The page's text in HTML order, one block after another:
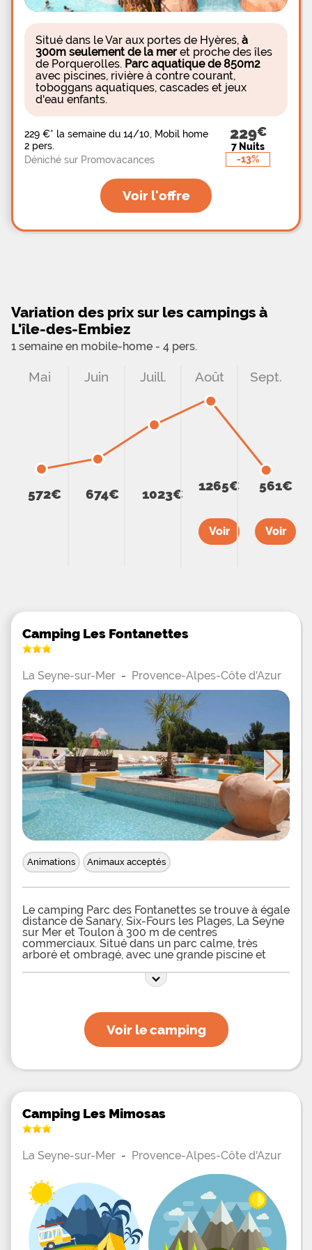
verdoyants, offrant une superficie de 80 à 120m2.
Pour passer un séjour confortable en famille ou en
couple, rien de tel que de louer un mobil-home
tout équipé, fonctionnel et pouvant accueillir
jusqu’à 6 personnes. Les locataires y trouveront
une cuisine, une salle de bain, des toilettes et une
terrasse. Non loin du camping, les vacanciers
pourront faire de belles balades dans les
calanques de Cassis, sur l’île des Embiez, à
Porquerolles ou encore sur la rade de Toulon.
Situé dans le Var aux portes de Hyères, à
300m seulement de la meret proche des îles
de Porquerolles. Parc aquatique de 850m2
avec piscines, rivière à contre courant,
toboggans aquatiques, cascades et jeux
d'eau enfants.
229 €* la semaine du 14/10, Mobil home
2 pers.
Déniché sur Promovacances
229
7 Nuits
-13%
Voir l'offre
Variation des prix sur les campings à
L'île-des-Embiez
1 semaine en mobile-home - 4 pers.
Mai
572€
Juin
674€
Juill.
1023€
Août
1265€
Voir
Sept.
561€
Voir
Camping Les Fontanettes
La Seyne-sur-Mer - Provence-Alpes-Côte d'Azur
Animations Animaux acceptés
Le camping Parc des Fontanettes se trouve à égale
distance de Sanary, Six-Fours les Plages, La Seyne
sur Mer et Toulon à 300 m de centres
commerciaux. Situé dans un parc calme, très
arboré et ombragé, avec une grande piscine et
bungalows, mobil-homes, chalets. Découvrez
aussi nos nouveautés : tipis, tentes explorateurs,
Voir le camping
Camping Les Mimosas
La Seyne-sur-Mer - Provence-Alpes-Côte d'Azur